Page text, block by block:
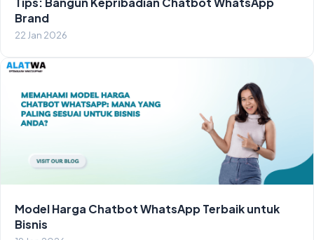
Brand
22 Jan 2026
Model Harga Chatbot WhatsApp Terbaik untuk
Bisnis